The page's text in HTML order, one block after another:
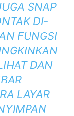
SNAP
DI-
FUNGSI
DAN
LAYAR